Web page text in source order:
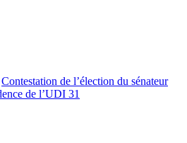
Contestation de l’élection du sénateur
de l’UDI 31